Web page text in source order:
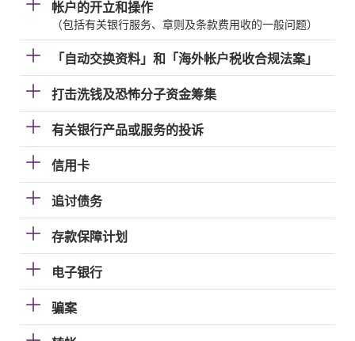
帐户的开立和操作
（包括有关银行服务、章则及条款费用收的一般问题）
「自动交换资料」和「海外帐户税收合规法案」
打击洗钱及恐怖分子资金筹集
有关银行产品或服务的投诉
信用卡
追讨债务
存款保障计划
电子银行
骗案